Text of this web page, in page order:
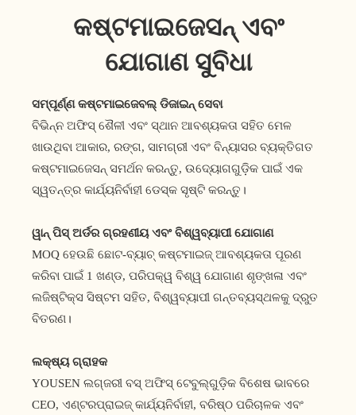
କଷ୍ଟମାଇଜେସନ୍ ଏବଂ
ଯୋଗାଣ ସୁବିଧା
ସମ୍ପୂର୍ଣ୍ଣ କଷ୍ଟମାଇଜେବଲ୍ ଡିଜାଇନ୍ ସେବା
ବିଭିନ୍ନ ଅଫିସ୍ ଶୈଳୀ ଏବଂ ସ୍ଥାନ ଆବଶ୍ୟକତା ସହିତ ମେଳ
ଖାଉଥିବା ଆକାର, ରଙ୍ଗ, ସାମଗ୍ରୀ ଏବଂ ବିନ୍ୟାସର ବ୍ୟକ୍ତିଗତ
କଷ୍ଟମାଇଜେସନ୍ ସମର୍ଥନ କରନ୍ତୁ, ଉଦ୍ୟୋଗଗୁଡ଼ିକ ପାଇଁ ଏକ
ସ୍ୱତନ୍ତ୍ର କାର୍ଯ୍ୟନିର୍ବାହୀ ଡେସ୍କ ସୃଷ୍ଟି କରନ୍ତୁ।
ୱାନ୍ ପିସ୍ ଅର୍ଡର ଗ୍ରହଣୀୟ ଏବଂ ବିଶ୍ୱବ୍ୟାପୀ ଯୋଗାଣ
MOQ ହେଉଛି ଛୋଟ-ବ୍ୟାଚ୍ କଷ୍ଟମାଇଜ୍ ଆବଶ୍ୟକତା ପୂରଣ
କରିବା ପାଇଁ 1 ଖଣ୍ଡ, ପରିପକ୍ୱ ବିଶ୍ୱ ଯୋଗାଣ ଶୃଙ୍ଖଳା ଏବଂ
ଲଜିଷ୍ଟିକ୍ସ ସିଷ୍ଟମ ସହିତ, ବିଶ୍ୱବ୍ୟାପୀ ଗନ୍ତବ୍ୟସ୍ଥଳକୁ ଦ୍ରୁତ
ବିତରଣ।
ଲକ୍ଷ୍ୟ ଗ୍ରାହକ
YOUSEN ଲଗ୍ଜରୀ ବସ୍ ଅଫିସ୍ ଟେବୁଲ୍‌ଗୁଡ଼ିକ ବିଶେଷ ଭାବରେ
CEO, ଏଣ୍ଟରପ୍ରାଇଜ୍ କାର୍ଯ୍ୟନିର୍ବାହୀ, ବରିଷ୍ଠ ପରିଚାଳକ ଏବଂ